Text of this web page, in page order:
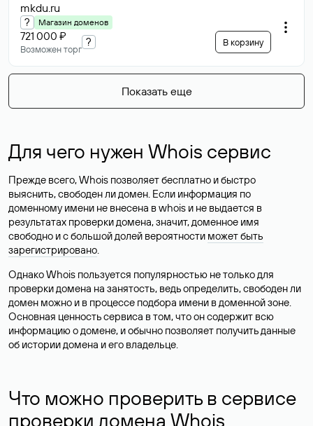
mkdu.ru
? Магазин доменов
721 000 ₽
Возможен торг
? В корзину
Показать еще
Для чего нужен Whois сервис
Прежде всего, Whois позволяет бесплатно и быстро
выяснить, свободен ли домен. Если информация по
доменному имени не внесена в whois и не выдается в
результатах проверки домена, значит, доменное имя
свободно и с большой долей вероятности может быть
зарегистрировано.
Однако Whois пользуется популярностью не только для
проверки домена на занятость, ведь определить, свободен ли
домен можно и в процессе подбора имени в доменной зоне.
Основная ценность сервиса в том, что он содержит всю
информацию о домене, и обычно позволяет получить данные
об истории домена и его владельце.
Что можно проверить в сервисе
проверки домена Whois